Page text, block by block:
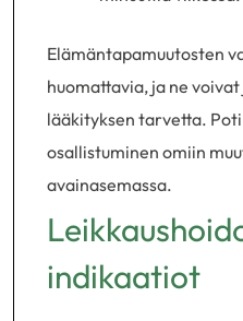
Elämäntapamuutosten
huomattavia, ja ne
lääkityksen tarvetta.
osallistuminen omiin
avainasemassa.
indikaatiot